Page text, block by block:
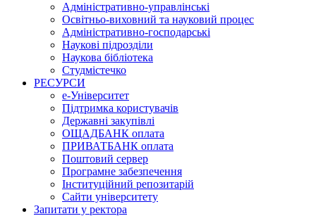
Адміністративно-управлінські
Освітньо-виховний та науковий процес
Адміністративно-господарські
Наукові підрозділи
Наукова бібліотека
Студмістечко
РЕСУРСИ
е-Університет
Підтримка користувачів
Державні закупівлі
ОЩАДБАНК оплата
ПРИВАТБАНК оплата
Поштовий сервер
Програмне забезпечення
Інституційний репозитарій
Сайти університету
Запитати у ректора